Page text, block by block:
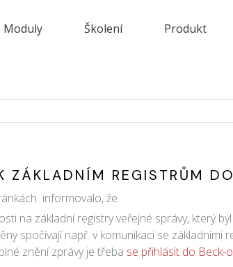
Moduly Školení Produkt
ZÁKLADNÍM REGISTRŮM
informovalo, že
na základní registry veřejné správy, který
spočívají např. v komunikaci se základními
znění zprávy je třeba se přihlásit do Beck-